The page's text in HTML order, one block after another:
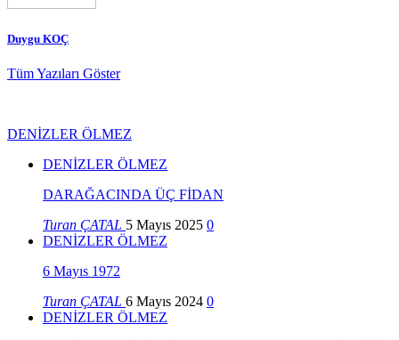
Duygu KOÇ
Tüm Yazıları Göster
DENİZLER ÖLMEZ
DENİZLER ÖLMEZ
DARAĞACINDA ÜÇ FİDAN
Turan ÇATAL 5 Mayıs 2025 0
DENİZLER ÖLMEZ
6 Mayıs 1972
Turan ÇATAL 6 Mayıs 2024 0
DENİZLER ÖLMEZ